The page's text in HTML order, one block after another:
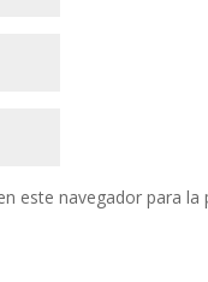
este navegador para la